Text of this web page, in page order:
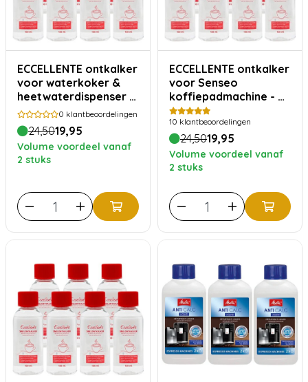
ECCELLENTE ontkalker
voor waterkoker &
heetwaterdispenser -
7 stuks 0 klantbeoordelingen
24,5019,95
Volume voordeel vanaf
2 stuks
ECCELLENTE ontkalker
voor Senseo
koffiepadmachine - 7
stuks
10 klantbeoordelingen
24,5019,95
Volume voordeel vanaf
2 stuks